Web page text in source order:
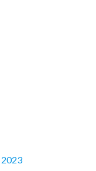
2023